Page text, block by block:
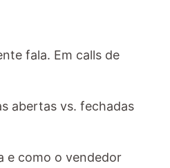
fala. Em calls de
abertas vs. fechadas
e como o vendedor